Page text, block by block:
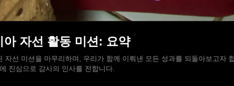
자선 활동 미션: 요약
자선 미션을 마무리하며, 우리가 함께 이뤄낸 모든 성과를 되돌아보고자
진심으로 감사의 인사를 전합니다.